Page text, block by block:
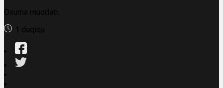
Oxuma müddəti:
1 dəqiqə